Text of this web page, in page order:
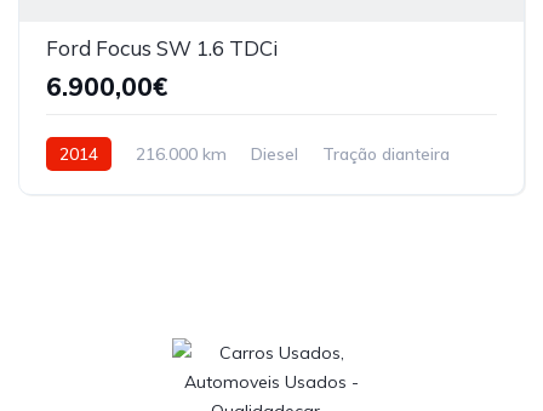
Ford Focus SW 1.6 TDCi
6.900,00€
2014 216.000 km Diesel Tração dianteira